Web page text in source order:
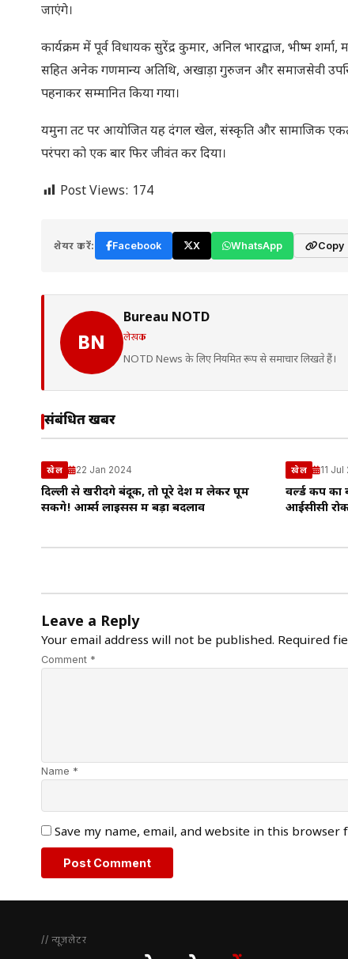
जाएंगे।
कार्यक्रम में पूर्व विधायक सुरेंद्र कुमार, अनिल भारद्वाज, भीष्म
सहित अनेक गणमान्य अतिथि, अखाड़ा गुरुजन और समाजसेवी
पहनाकर सम्मानित किया गया।
यमुना तट पर आयोजित यह दंगल खेल, संस्कृति और सामाजिक
परंपरा को एक बार फिर जीवंत कर दिया।
Post Views: 174
शेयर करें: Facebook X WhatsApp Copy
BN
Bureau NOTD
लेखक
NOTD News के लिए नियमित रूप से समाचार लिखते हैं।
संबंधित खबरें
खेल 22 Jan 2024
दिल्ली से खरीदेंगे बंदूक, तो पूरे देश में लेकर घूम
सकेंगे! आर्म्स लाइसेंस में बड़ा बदलाव
खेल 11 Jul
वर्ल्ड कप का
आईसीसी
Leave a Reply
Your email address will not be published. Required
Comment *
Name *
Save my name, email, and website in this
// न्यूज़लेटर